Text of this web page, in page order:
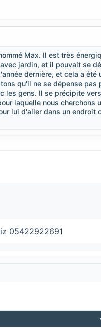
Max. Il est très
jardin, et il pouvait se
dernière, et cela a
qu'il ne se dépense pas
les gens. Il se précipite
laquelle nous cherchons
lui d'aller dans un endroit
05422922691